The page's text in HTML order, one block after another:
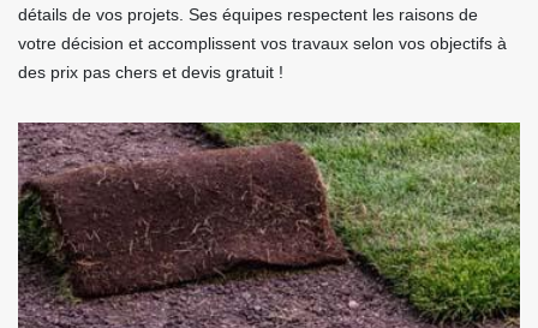
détails de vos projets. Ses équipes respectent les raisons de
votre décision et accomplissent vos travaux selon vos objectifs à
des prix pas chers et devis gratuit !